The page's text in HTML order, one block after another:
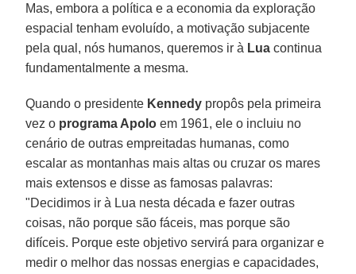
Mas, embora a política e a economia da exploração
espacial tenham evoluído, a motivação subjacente
pela qual, nós humanos, queremos ir à Lua continua
fundamentalmente a mesma.
Quando o presidente Kennedy propôs pela primeira
vez o programa Apolo em 1961, ele o incluiu no
cenário de outras empreitadas humanas, como
escalar as montanhas mais altas ou cruzar os mares
mais extensos e disse as famosas palavras:
"Decidimos ir à Lua nesta década e fazer outras
coisas, não porque são fáceis, mas porque são
difíceis. Porque este objetivo servirá para organizar e
medir o melhor das nossas energias e capacidades,